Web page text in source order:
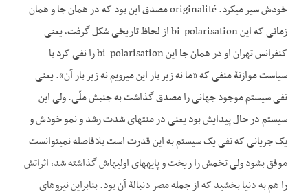
خودش سیر می­کرد. originalité مصدق این بود که در همان جا و همان
زمانی که این bi-polarisation از لحاظ تاریخی شکل گرفت، یعنی
کنفرانس تهران او در همان جا این bi-polarisation را نفی کرد با
سیاست موازنۀ منفی که «ما نه زیر بار این می­رویم نه زیر بار آن». یعنی
نفی سیستم موجود جهانی را مصدق گذاشت به جنبش ملّی. ولی این
سیستم در حال پیدایش بود یعنی در منتهای شدت رشد و نمو خودش و
یک جریانی که نفی یک سیستم به این قدرت است بلافاصله نمی­توانست
موفق بشود ولی تخمش را ریخت و پایه­های اولیه­اش گذاشته شد، اثراتش
را هم به دنیا بخشید که از جمله مصر دنبالۀ آن بود. بنابراین نیروهای